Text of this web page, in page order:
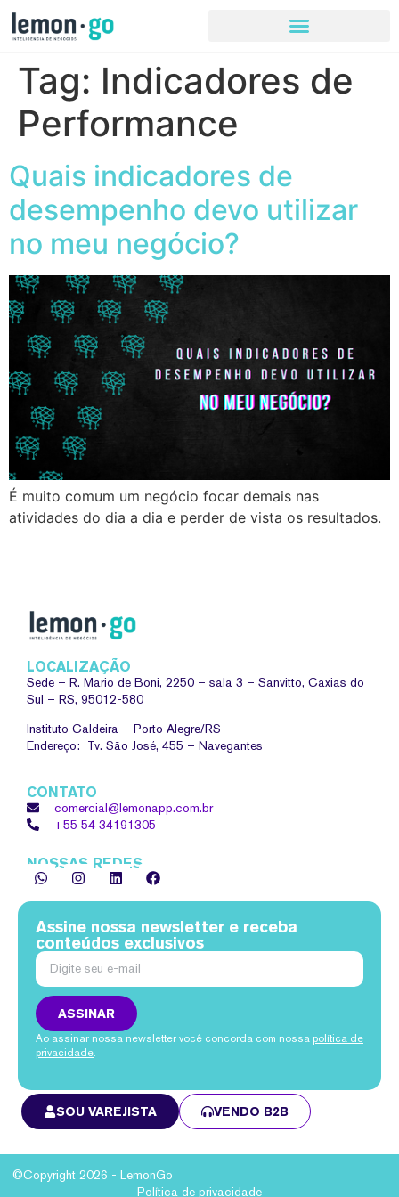
Tag: Indicadores de
Performance
Quais indicadores de
desempenho devo utilizar
no meu negócio?
É muito comum um negócio focar demais nas
atividades do dia a dia e perder de vista os resultados.
LOCALIZAÇÃO
Sede – R. Mario de Boni, 2250 – sala 3 – Sanvitto, Caxias do
Sul – RS, 95012-580
Instituto Caldeira – Porto Alegre/RS
Endereço: Tv. São José, 455 – Navegantes
CONTATO
comercial@lemonapp.com.br
+55 54 34191305
NOSSAS REDES
Assine nossa newsletter e receba
conteúdos exclusivos
ASSINAR
Ao assinar nossa newsletter você concorda com nossa política de
privacidade
SOU VAREJISTA VENDO B2B
©Copyright 2026 - LemonGo
Política de privacidade